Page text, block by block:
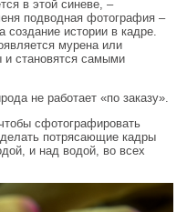
в этой синеве, –
подводная фотография –
создание истории в кадре.
мурена или
становятся самыми
не работает «по заказу».
сфотографировать
потрясающие кадры
и над водой, во всех